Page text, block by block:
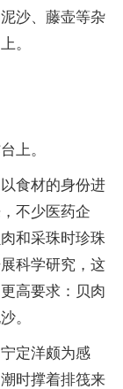
沙、藤壶等杂
。
上。
食材的身份进
不少医药企
和采珠时珍珠
科学研究，这
高要求：贝肉
。
定洋颇为感
时撑着排筏来